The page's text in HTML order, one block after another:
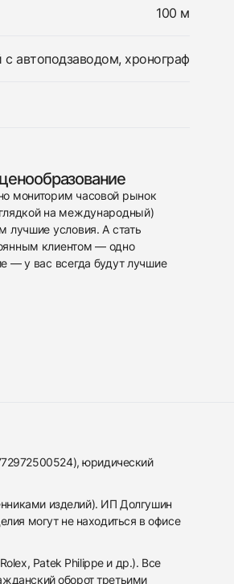
100 м
с автоподзаводом, хронограф
мониторим часовой рынок
на международный)
лучшие условия. А стать
клиентом — одно
— у вас всегда будут лучшие
юридический
изделий). ИП Долгушин
могут не находиться в офисе
Patek Philippe и др.). Все
оборот третьими